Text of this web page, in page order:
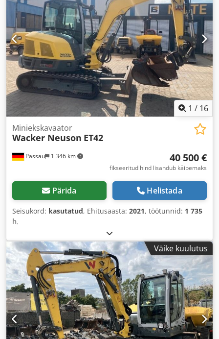
1 / 16
Passau 1 346 km
Miniekskavaator
Wacker Neuson ET42
40 500 €
fikseeritud hind lisandub käibemaks
Pärida Helistada
Seisukord: kasutatud, Ehitusaasta: 2021, töötunnid: 1 735
h,
Väike kuulutus